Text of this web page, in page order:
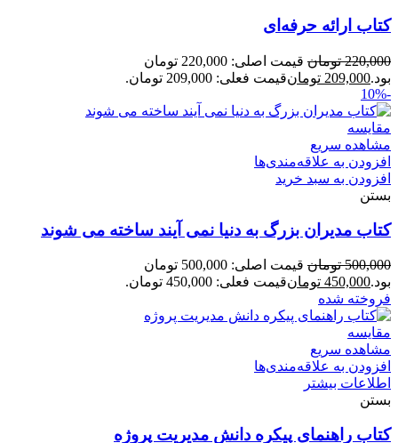
کتاب ارائه حرفه‌ای
220,000 تومان
قیمت اصلی: 220,000 تومان
بود.209,000 تومانقیمت فعلی: 209,000 تومان.
-10%
مقایسه
مشاهده سریع
افزودن به علاقه‌مندی‌ها
افزودن به سبد خرید
بستن
کتاب مدیران بزرگ به دنیا نمی آیند ساخته می شوند
500,000 تومان
قیمت اصلی: 500,000 تومان
بود.450,000 تومانقیمت فعلی: 450,000 تومان.
فروخته شده
مقایسه
مشاهده سریع
افزودن به علاقه‌مندی‌ها
اطلاعات بیشتر
بستن
کتاب راهنمای پیکره دانش مدیریت پروژه